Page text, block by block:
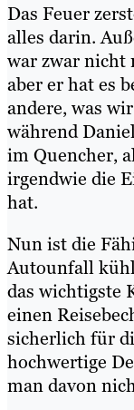
Das Feuer
alles darin.
war zwar nicht
aber er hat es
andere, was
während
im Quencher,
irgendwie die
hat.
Nun ist die
Autounfall
das wichtigste
einen
sicherlich für
hochwertige
man davon